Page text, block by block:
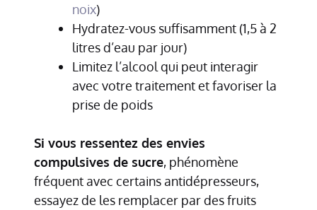
noix)
Hydratez-vous suffisamment (1,5 à 2
litres d’eau par jour)
Limitez l’alcool qui peut interagir
avec votre traitement et favoriser la
prise de poids
Si vous ressentez des envies
compulsives de sucre, phénomène
fréquent avec certains antidépresseurs,
essayez de les remplacer par des fruits